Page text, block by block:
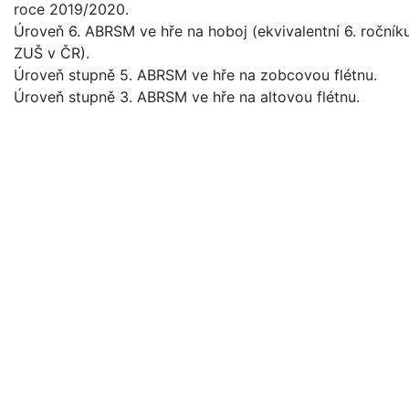
roce 2019/2020.
Úroveň 6. ABRSM ve hře na hoboj (ekvivalentní 6.
ZUŠ v ČR).
Úroveň stupně 5. ABRSM ve hře na zobcovou flétnu.
Úroveň stupně 3. ABRSM ve hře na altovou flétnu.